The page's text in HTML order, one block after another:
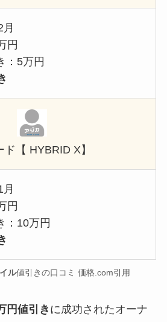
円
：5万円
ド【 HYBRID X】
円
：10万円
ル値引きの口コミ 価格.com引用
円値引きに成功されたオーナ